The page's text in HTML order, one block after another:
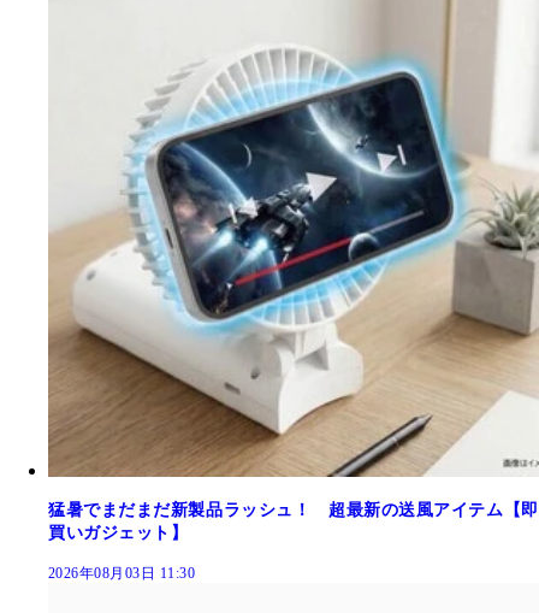
猛暑でまだまだ新製品ラッシュ！ 超最新の送風アイテム【即
買いガジェット】
2026年08月03日 11:30